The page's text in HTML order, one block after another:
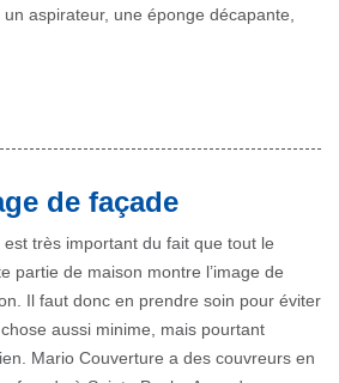
aspirateur, une éponge décapante,
de façade
très important du fait que tout le
partie de maison montre l’image de
Il faut donc en prendre soin pour éviter
aussi minime, mais pourtant
Mario Couverture a des couvreurs en